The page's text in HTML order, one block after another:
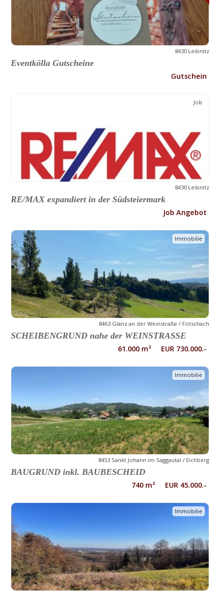
8430 Leibnitz
Eventkölla Gutscheine
Gutschein
Job
8430 Leibnitz
RE/MAX expandiert in der Südsteiermark
Job Angebot
Immobilie
8463 Glanz an der Weinstraße / Fötschach
SCHEIBENGRUND nahe der WEINSTRASSE
61.000 m² EUR 730.000.-
Immobilie
8453 Sankt Johann im Saggautal / Eichberg
BAUGRUND inkl. BAUBESCHEID
740 m² EUR 45.000.-
Immobilie